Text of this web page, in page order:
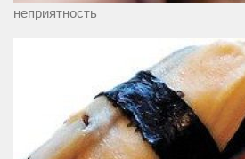
неприятность